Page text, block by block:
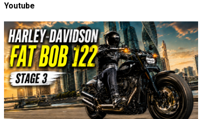
Youtube